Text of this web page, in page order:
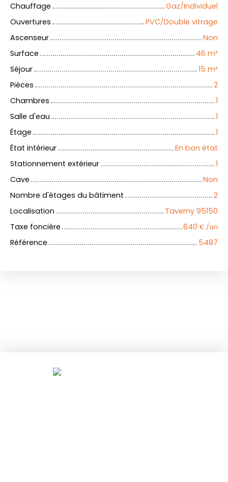
Chauffage
Gaz/Individuel
Ouvertures
PVC/Double vitrage
Ascenseur
Non
Surface
46 m²
Séjour
15 m²
Pièces
2
Chambres
1
Salle d'eau
1
Étage
1
État intérieur
En bon état
Stationnement extérieur
1
Cave
Non
Nombre d'étages du bâtiment
2
Localisation
Taverny 95150
Taxe foncière
640 € /an
Référence 5487